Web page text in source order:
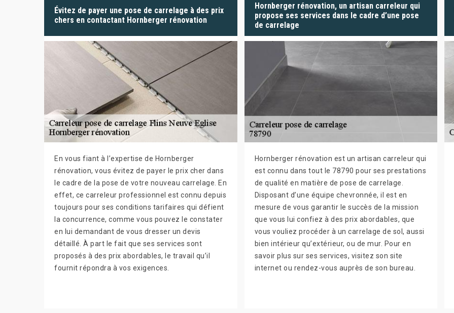
Évitez de payer une pose de carrelage à des prix
chers en contactant Hornberger rénovation
En vous fiant à l’expertise de Hornberger
rénovation, vous évitez de payer le prix cher dans
le cadre de la pose de votre nouveau carrelage. En
effet, ce carreleur professionnel est connu depuis
toujours pour ses conditions tarifaires qui défient
la concurrence, comme vous pouvez le constater
en lui demandant de vous dresser un devis
détaillé. À part le fait que ses services sont
proposés à des prix abordables, le travail qu’il
fournit répondra à vos exigences.
Hornberger rénovation, un artisan carreleur qui
propose ses services dans le cadre d’une pose
de carrelage
Hornberger rénovation est un artisan carreleur qui
est connu dans tout le 78790 pour ses prestations
de qualité en matière de pose de carrelage.
Disposant d’une équipe chevronnée, il est en
mesure de vous garantir le succès de la mission
que vous lui confiez à des prix abordables, que
vous vouliez procéder à un carrelage de sol, aussi
bien intérieur qu’extérieur, ou de mur. Pour en
savoir plus sur ses services, visitez son site
internet ou rendez-vous auprès de son bureau.